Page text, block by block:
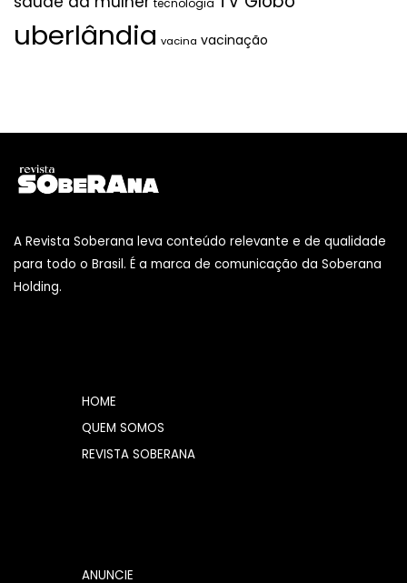
tecnologia
uberlândia vacina vacinação
A Revista Soberana leva conteúdo relevante e de qualidade
para todo o Brasil. É a marca de comunicação da Soberana
Holding.
HOME
QUEM SOMOS
REVISTA SOBERANA
ANUNCIE